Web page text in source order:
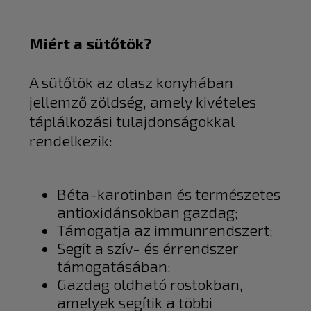
Miért a sütőtök?
A sütőtök az olasz konyhában
jellemző zöldség, amely kivételes
táplálkozási tulajdonságokkal
rendelkezik:
Béta-karotinban és természetes
antioxidánsokban gazdag;
Támogatja az immunrendszert;
Segít a szív- és érrendszer
támogatásában;
Gazdag oldható rostokban,
amelyek segítik a többi